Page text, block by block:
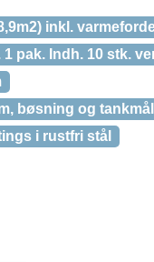
inkl.
pak. Indh. 10 stk.
bøsning og
i rustfri stål